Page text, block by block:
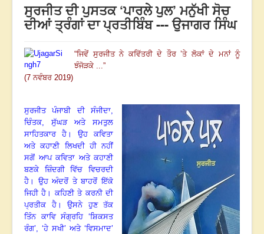
ਰਚਨਾਵਾਂ
ਸਰੋਕਾਰ ਦੇ ਲੇਖਕ
ਸੰਪਰਕ
We have 78 guests and no members online
ਸੁਰਜੀਤ ਦੀ ਪੁਸਤਕ ‘ਪਾਰਲੇ ਪੁਲ’ ਮਨੁੱਖੀ ਸੋਚ
ਦੀਆਂ ਤ੍ਰੰਗਾਂ ਦਾ ਪ੍ਰਤੀਬਿੰਬ --- ਉਜਾਗਰ ਸਿੰਘ
“ਜਿਵੇਂ ਸੁਰਜੀਤ ਨੇ ਕਵਿੱਤਰੀ ਦੇ ਤੌਰ ’ਤੇ ਲੋਕਾਂ ਦੇ ਮਨਾਂ ਨੂੰ
ਝੰਜੋੜਕੇ ...”
(7 ਨਵੰਬਰ 2019)
ਸੁਰਜੀਤ ਪੰਜਾਬੀ ਦੀ ਸੰਜੀਦਾ,
ਚਿੰਤਕ, ਸੁੱਘੜ ਅਤੇ ਸਮਤੁਲ
ਸਾਹਿਤਕਾਰ ਹੈ । ਉਹ ਕਵਿਤਾ
ਅਤੇ ਕਹਾਣੀ ਲਿਖਦੀ ਹੀ ਨਹੀਂ
ਸਗੋਂ ਆਪ ਕਵਿਤਾ ਅਤੇ ਕਹਾਣੀ
ਬਣਕੇ ਜ਼ਿੰਦਗੀ ਵਿੱਚ ਵਿਚਰਦੀ
ਹੈ । ਉਹ ਅੰਦਰੋਂ ਤੇ ਬਾਹਰੋਂ ਇੱਕੋ
ਜਿਹੀ ਹੈ । ਕਹਿਣੀ ਤੇ ਕਰਨੀ ਦੀ
ਪ੍ਰਤੀਕ ਹੈ। ਉਸਨੇ ਹੁਣ ਤੱਕ
ਤਿੰਨ ਕਾਵਿ ਸੰਗ੍ਰਹਿ ‘ਸ਼ਿਕਸਤ
ਰੰਗ’, ‘ਹੇ ਸਖੀ’ ਅਤੇ ‘ਵਿਸਮਾਦ’